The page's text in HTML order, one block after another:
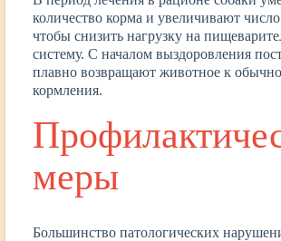
количество корма и увеличивают
чтобы снизить нагрузку на
систему. С началом выздоровления
плавно возвращают животное к
кормления.
меры
Большинство патологических